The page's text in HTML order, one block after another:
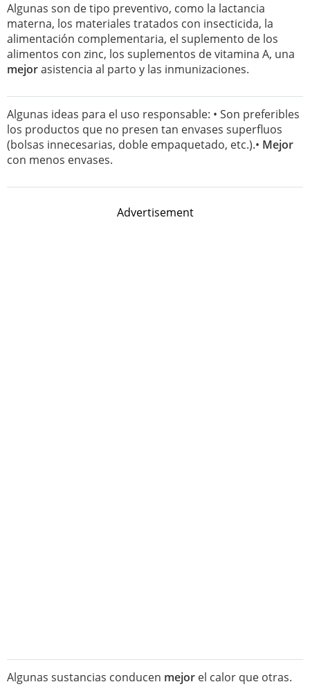
Algunas son de tipo preventivo, como la lactancia
materna, los materiales tratados con insecticida, la
alimentación complementaria, el suplemento de los
alimentos con zinc, los suplementos de vitamina A, una
mejorasistencia al parto y las inmunizaciones.
Algunas ideas para el uso responsable: • Son preferibles
los productos que no presen tan envases superfluos
(bolsas innecesarias, doble empaquetado, etc.).• Mejor
con menos envases.
Advertisement
Algunas sustancias conducen mejor el calor que otras.